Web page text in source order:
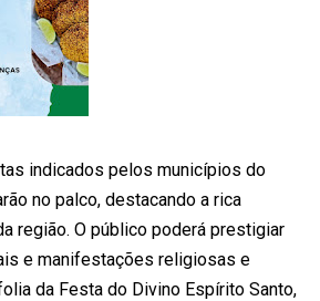
indicados pelos municípios do
no palco, destacando a rica
região. O público poderá prestigiar
e manifestações religiosas e
da Festa do Divino Espírito Santo,